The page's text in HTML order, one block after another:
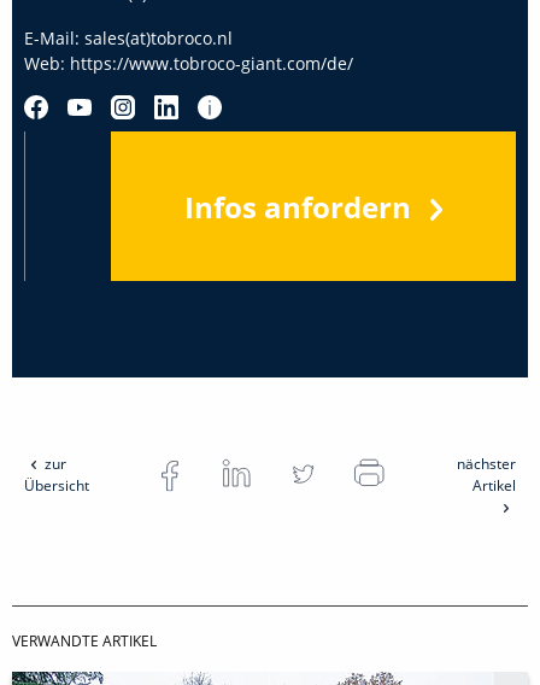
E-Mail: sales(at)tobroco.nl
Web: https://www.tobroco-giant.com/de/
Infos anfordern
zur
Übersicht
nächster
Artikel
VERWANDTE ARTIKEL